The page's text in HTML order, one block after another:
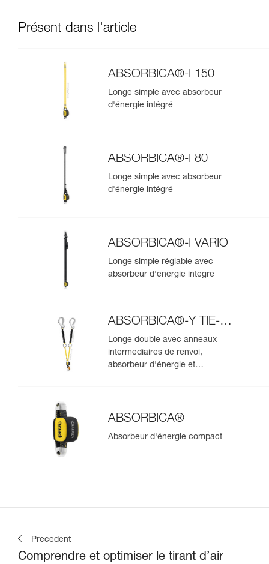
Présent dans l'article
ABSORBICA®-I 150
Longe simple avec absorbeur
d'énergie intégré
ABSORBICA®-I 80
Longe simple avec absorbeur
d'énergie intégré
ABSORBICA®-I VARIO
Longe simple réglable avec
absorbeur d'énergie intégré
ABSORBICA®-Y TIE-
BACK MGO
Longe double avec anneaux
intermédiaires de renvoi,
absorbeur d'énergie et
ABSORBICA®
Absorbeur d'énergie compact
Précédent
Comprendre et optimiser le tirant d’air